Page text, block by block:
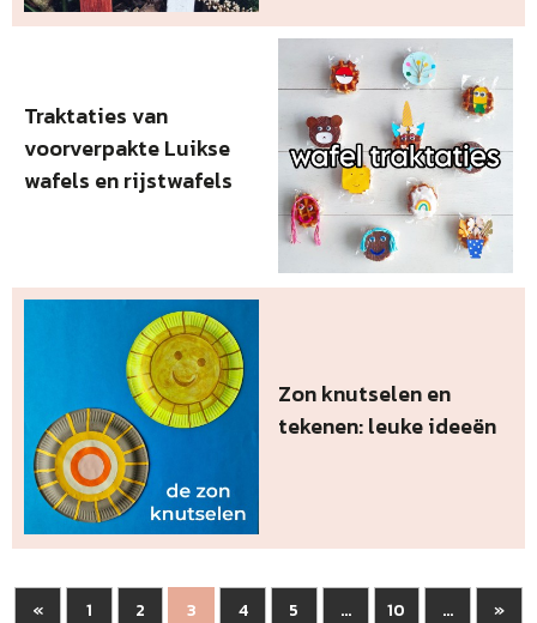
Traktaties van
voorverpakte Luikse
wafels en rijstwafels
Zon knutselen en
tekenen: leuke ideeën
« 1 2 3 4 5 ... 10 ... »